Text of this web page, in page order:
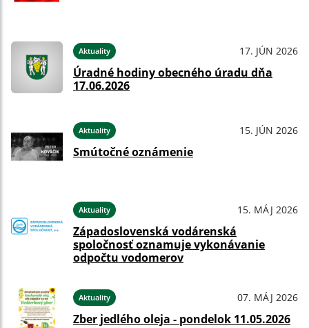
Aktuality 17. JÚN 2026
Úradné hodiny obecného úradu dňa
17.06.2026
Aktuality 15. JÚN 2026
Smútočné oznámenie
Aktuality 15. MÁJ 2026
Západoslovenská vodárenská
spoločnosť oznamuje vykonávanie
odpočtu vodomerov
Aktuality 07. MÁJ 2026
Zber jedlého oleja - pondelok 11.05.2026